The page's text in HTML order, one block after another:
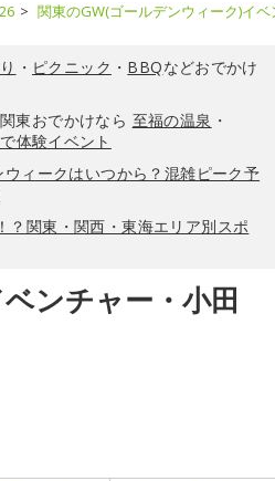
関東のGW(ゴールデンウィーク)イ
・ ピクニック ・ BBQなどおでかけ
東おでかけなら 至福の温泉 ・
体験イベント
ィークはいつから？混雑ピーク予
？関東・関西・東海エリア別スポ
ンチャー・小田